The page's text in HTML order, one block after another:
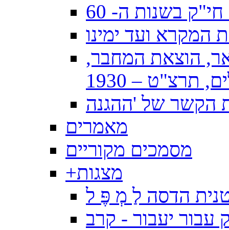
בשנות ה- 60
ועד ימינו
הוצאת המחבר,
תרצ"ט – 1930
מאמרים
מסמכים מקוריים
+מצגות
הדסה לַ מְ פֶּ ל
עבור יעבור - קרב